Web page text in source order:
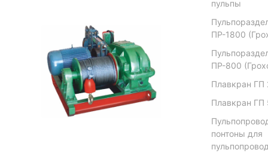
пульпы
ПР-1800
ПР-800
Плавкран ГП
Плавкран ГП
понтоны для